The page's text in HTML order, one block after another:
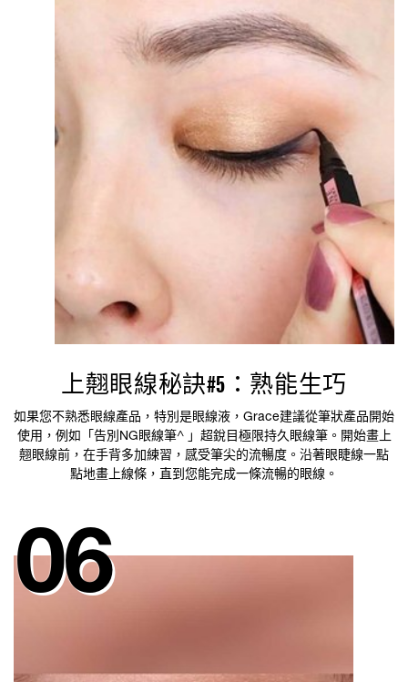
上翹眼線秘訣#5：熟能生巧
如果您不熟悉眼線產品，特別是眼線液，Grace建議從筆狀產品開始
使用，例如「告別NG眼線筆^ 」超銳目極限持久眼線筆。開始畫上
翹眼線前，在手背多加練習，感受筆尖的流暢度。沿著眼睫線一點
點地畫上線條，直到您能完成一條流暢的眼線。